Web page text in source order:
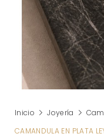
Inicio Joyería
CAMANDULA EN PLATA